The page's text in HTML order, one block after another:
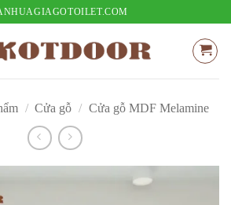
/ Cửa gỗ / Cửa gỗ MDF Melamine